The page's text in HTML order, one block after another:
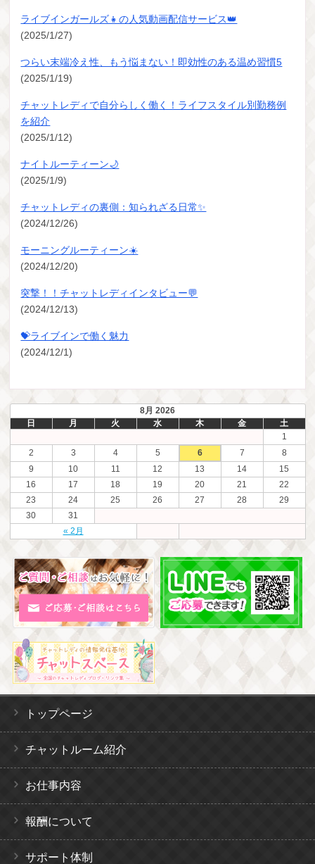
ライブインガールズ👧の人気動画配信サービス👑
(2025/1/27)
つらい末端冷え性、もう悩まない！即効性のある温め習慣5
(2025/1/19)
チャットレディで自分らしく働く！ライフスタイル別勤務例
を紹介
(2025/1/12)
ナイトルーティーン🌙
(2025/1/9)
チャットレディの裏側：知られざる日常✨
(2024/12/26)
モーニングルーティーン☀️
(2024/12/20)
突撃！！チャットレディインタビュー💬
(2024/12/13)
💝ライブインで働く魅力
(2024/12/1)
8月 2026
日
月 火 水 木 金 土
« 2月
1
2
3 4 5 6 7
8
9
10 11 12 13 14
15
16
17 18 19 20 21
22
23
24 25 26 27 28
29
30
31
トップページ
チャットルーム紹介
お仕事内容
報酬について
サポート体制